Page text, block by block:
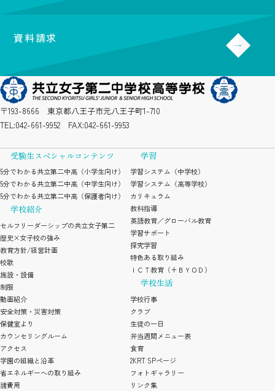
資料請求
〒193-8666 東京都八王子市元八王子町1-710
TEL:042-661-9952 FAX:042-661-9953
受験生スペシャルコンテンツ
5分でわかる共立第二中高（小学生向け）
5分でわかる共立第二中高（中学生向け）
5分でわかる共立第二中高（保護者向け）
学校紹介
セルフリーダーシップの共立女子第二
歴史×女子校の強み
教育方針/経営計画
校歌
施設・設備
制服
動画紹介
安全対策・災害対策
保健室より
カウンセリングルーム
アクセス
学園の組織と沿革
省エネルギーへの取り組み
諸費用
学習
学習システム（中学校）
学習システム（高等学校）
カリキュラム
教科指導
英語教育／グローバル教育
学習サポート
探究学習
特色ある取り組み
ＩＣＴ教育（+ＢＹＯＤ）
学校生活
学校行事
クラブ
生徒の一日
弁当週間メニュー表
食育
2KRT SPページ
フォトギャラリー
リンク集